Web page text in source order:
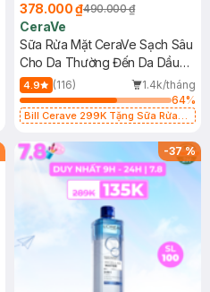
378.000 ₫490.000 ₫
CeraVe
Sữa Rửa Mặt CeraVe Sạch Sâu
Cho Da Thường Đến Da Dầu
473ml
4.9 (116)
1.4k/tháng
64%
Bill Cerave 299K Tặng Sữa Rửa
-37%